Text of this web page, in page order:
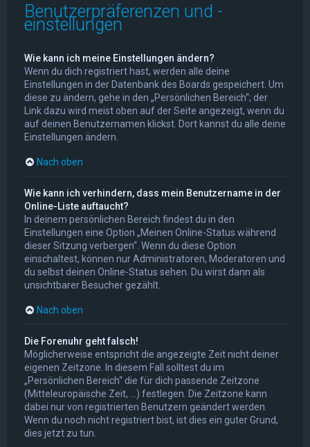
Benutzerpräferenzen und -
einstellungen
Wie kann ich meine Einstellungen ändern?
Wenn du dich registriert hast, werden alle deine
Einstellungen in der Datenbank des Boards gespeichert. Um
diese zu ändern, gehe in den „Persönlichen Bereich“; der
Link dazu wird meist oben auf der Seite angezeigt, wenn du
auf deinen Benutzernamen klickst. Dort kannst du alle deine
Einstellungen ändern.
Nach oben
Wie kann ich verhindern, dass mein Benutzername in der
Online-Liste auftaucht?
In deinem persönlichen Bereich findest du in den
Einstellungen eine Option „Meinen Online-Status während
dieser Sitzung verbergen“. Wenn du diese Option
einschaltest, können nur Administratoren, Moderatoren und
du selbst deinen Online-Status sehen. Du wirst dann als
unsichtbarer Besucher gezählt.
Nach oben
Die Forenuhr geht falsch!
Möglicherweise entspricht die angezeigte Zeit nicht deiner
eigenen Zeitzone. In diesem Fall solltest du im
„Persönlichen Bereich“ die für dich passende Zeitzone
(Mitteleuropäische Zeit, ...) festlegen. Die Zeitzone kann
dabei nur von registrierten Benutzern geändert werden.
Wenn du noch nicht registriert bist, ist dies ein guter Grund,
dies jetzt zu tun.